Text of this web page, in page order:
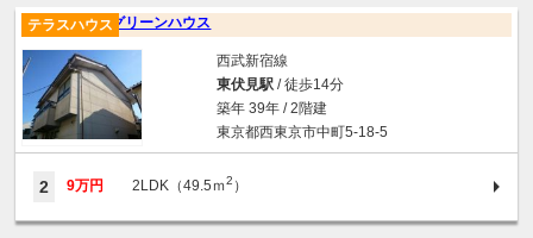
グリーンハウス
テラスハウス
西武新宿線
東伏見駅/ 徒歩14分
築年 39年 / 2階建
東京都西東京市中町5-18-5
2 9万円 2LDK（49.5ｍ2 ）